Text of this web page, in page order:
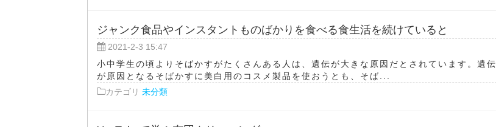
ジャンク食品やインスタントものばかりを食べる食生活を続けていると
2021-2-3 15:47
小中学生の頃よりそばかすがたくさんある人は、遺伝が大きな原因だとされています。遺伝
が原因となるそばかすに美白用のコスメ製品を使おうとも、そば...
カテゴリ 未分類